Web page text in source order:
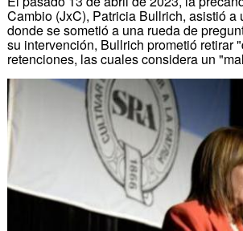
Cambio (JxC), Patricia Bullrich, asistió
donde se sometió a una rueda de
su intervención, Bullrich prometió retirar
retenciones, las cuales considera un